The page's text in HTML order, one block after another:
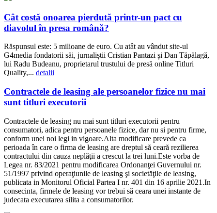
Cât costă onoarea pierdută printr-un pact cu
diavolul în presa română?
Răspunsul este: 5 milioane de euro. Cu atât au vândut site-ul
G4media fondatorii săi, jurnaliștii Cristian Pantazi și Dan Tăpălagă,
lui Radu Budeanu, proprietarul trustului de presă online Titluri
Quality,... detalii
Contractele de leasing ale persoanelor fizice nu mai
sunt titluri executorii
Contractele de leasing nu mai sunt titluri executorii pentru
consumatori, adica pentru persoanele fizice, dar nu si pentru firme,
conform unei noi legi in vigoare.Alta modificare prevede ca
perioada în care o firma de leasing are dreptul să ceară rezilierea
contractului din cauza neplăţii a crescut la trei luni.Este vorba de
Legea nr. 83/2021 pentru modificarea Ordonanţei Guvernului nr.
51/1997 privind operaţiunile de leasing şi societăţile de leasing,
publicata in Monitorul Oficial Partea I nr. 401 din 16 aprilie 2021.In
consecinta, firmele de leasing vor trebui să ceara unei instante de
judecata executarea silita a consumatorilor.